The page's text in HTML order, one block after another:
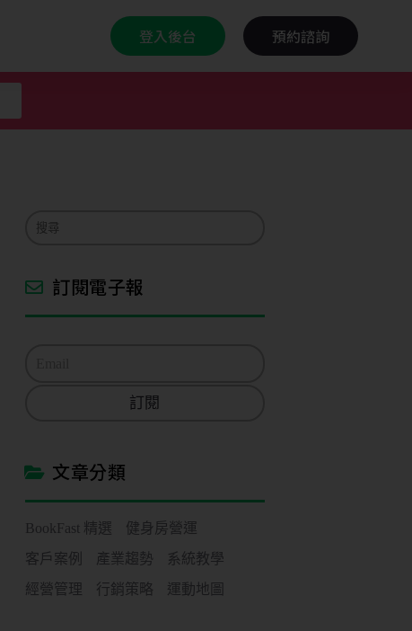
登入後台 預約諮詢
訂閱電子報
訂閱
文章分類
BookFast 精選
健身房營運
客戶案例
產業趨勢
系統教學
經營管理
行銷策略 運動地圖